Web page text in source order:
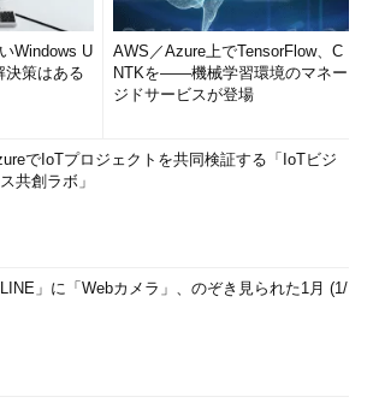
Microsoft Windows
Windows Network
Microsoft Windows
了しました。
名、IPアドレス、NetBIOS名でそれぞれサ
こうすると、FQDN名とIPアドレスで指定
NetBIOS名で指定した場合はNBTでそれぞれ
2000よりも前のOSではCIFSは利用でき
Windows U
決策はある
AWS／Azure上でTensorFlow、C
NTKを――機械学習環境のマネー
ジドサービスが登場
でIoTプロジェクトを共同検証する「IoTビジ
共創ラボ」
LINE」に「Webカメラ」、のぞき見られた1月 (1/